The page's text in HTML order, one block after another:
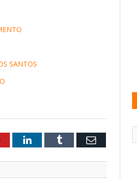
SANTOS
LinkedInTumblr Email